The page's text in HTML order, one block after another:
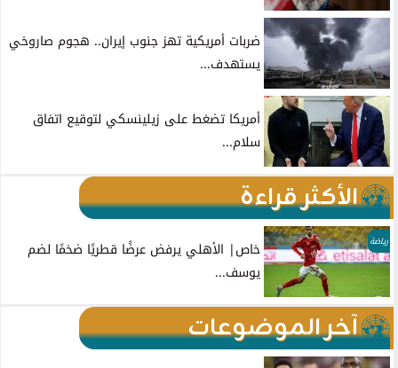
ضربات أمريكية تهز جنوب إيران.. هجوم صاروخي
يستهدف...
أمريكا تضغط على زيلينسكي لتوقيع اتفاق
سلام...
الأكثر قراءة
رياضة
خاص| الأهلي يرفض عرضًا قطريًا ضخمًا لضم
يوسف...
آخر الموضوعات